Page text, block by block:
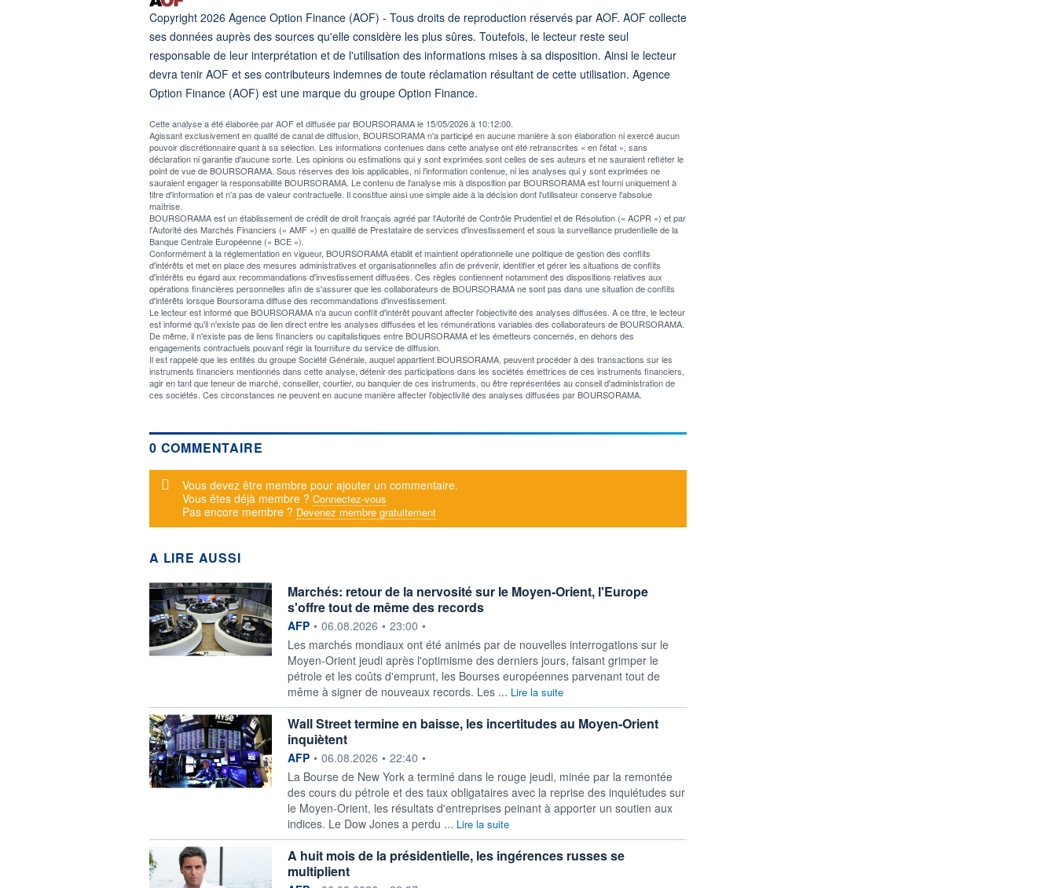
Copyright 2026 Agence Option Finance (AOF) - Tous droits de reproduction réservés par AOF. AOF collecte
ses données auprès des sources qu'elle considère les plus sûres. Toutefois, le lecteur reste seul
responsable de leur interprétation et de l'utilisation des informations mises à sa disposition. Ainsi le lecteur
devra tenir AOF et ses contributeurs indemnes de toute réclamation résultant de cette utilisation. Agence
Option Finance (AOF) est une marque du groupe Option Finance.
Cette analyse a été élaborée par AOF et diffusée par BOURSORAMA le 15/05/2026 à 10:12:00.
Agissant exclusivement en qualité de canal de diffusion, BOURSORAMA n'a participé en aucune manière à son élaboration ni exercé aucun
pouvoir discrétionnaire quant à sa sélection. Les informations contenues dans cette analyse ont été retranscrites « en l'état », sans
déclaration ni garantie d'aucune sorte. Les opinions ou estimations qui y sont exprimées sont celles de ses auteurs et ne sauraient refléter le
point de vue de BOURSORAMA. Sous réserves des lois applicables, ni l'information contenue, ni les analyses qui y sont exprimées ne
sauraient engager la responsabilité BOURSORAMA. Le contenu de l'analyse mis à disposition par BOURSORAMA est fourni uniquement à
titre d'information et n'a pas de valeur contractuelle. Il constitue ainsi une simple aide à la décision dont l'utilisateur conserve l'absolue
maîtrise.
BOURSORAMA est un établissement de crédit de droit français agréé par l'Autorité de Contrôle Prudentiel et de Résolution (« ACPR ») et par
l'Autorité des Marchés Financiers (« AMF ») en qualité de Prestataire de services d'investissement et sous la surveillance prudentielle de la
Banque Centrale Européenne (« BCE »).
Conformément à la réglementation en vigueur, BOURSORAMA établit et maintient opérationnelle une politique de gestion des conflits
d'intérêts et met en place des mesures administratives et organisationnelles afin de prévenir, identifier et gérer les situations de conflits
d'intérêts eu égard aux recommandations d'investissement diffusées. Ces règles contiennent notamment des dispositions relatives aux
opérations financières personnelles afin de s'assurer que les collaborateurs de BOURSORAMA ne sont pas dans une situation de conflits
d'intérêts lorsque Boursorama diffuse des recommandations d'investissement.
Le lecteur est informé que BOURSORAMA n'a aucun conflit d'intérêt pouvant affecter l'objectivité des analyses diffusées. A ce titre, le lecteur
est informé qu'il n'existe pas de lien direct entre les analyses diffusées et les rémunérations variables des collaborateurs de BOURSORAMA.
De même, il n'existe pas de liens financiers ou capitalistiques entre BOURSORAMA et les émetteurs concernés, en dehors des
engagements contractuels pouvant régir la fourniture du service de diffusion.
Il est rappelé que les entités du groupe Société Générale, auquel appartient BOURSORAMA, peuvent procéder à des transactions sur les
instruments financiers mentionnés dans cette analyse, détenir des participations dans les sociétés émettrices de ces instruments financiers,
agir en tant que teneur de marché, conseiller, courtier, ou banquier de ces instruments, ou être représentées au conseil d'administration de
ces sociétés. Ces circonstances ne peuvent en aucune manière affecter l'objectivité des analyses diffusées par BOURSORAMA.
0 COMMENTAIRE
Message d'alerte
Vous devez être membre pour ajouter un commentaire.
Vous êtes déjà membre ? Connectez-vous
Pas encore membre ? Devenez membre gratuitement
A LIRE AUSSI
Marchés: retour de la nervosité sur le Moyen-Orient, l'Europe
s'offre tout de même des records
information fournie par
AFP • 06.08.2026 • 23:00 •
Les marchés mondiaux ont été animés par de nouvelles interrogations sur le
Moyen-Orient jeudi après l'optimisme des derniers jours, faisant grimper le
pétrole et les coûts d'emprunt, les Bourses européennes parvenant tout de
même à signer de nouveaux records. Les ... Lire la suite
Wall Street termine en baisse, les incertitudes au Moyen-Orient
inquiètent
information fournie par
AFP • 06.08.2026 • 22:40 •
La Bourse de New York a terminé dans le rouge jeudi, minée par la remontée
des cours du pétrole et des taux obligataires avec la reprise des inquiétudes sur
le Moyen-Orient, les résultats d'entreprises peinant à apporter un soutien aux
indices. Le Dow Jones a perdu ... Lire la suite
A huit mois de la présidentielle, les ingérences russes se
multiplient